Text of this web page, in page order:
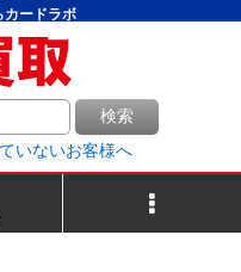
カードラボ
検索
いないお客様へ